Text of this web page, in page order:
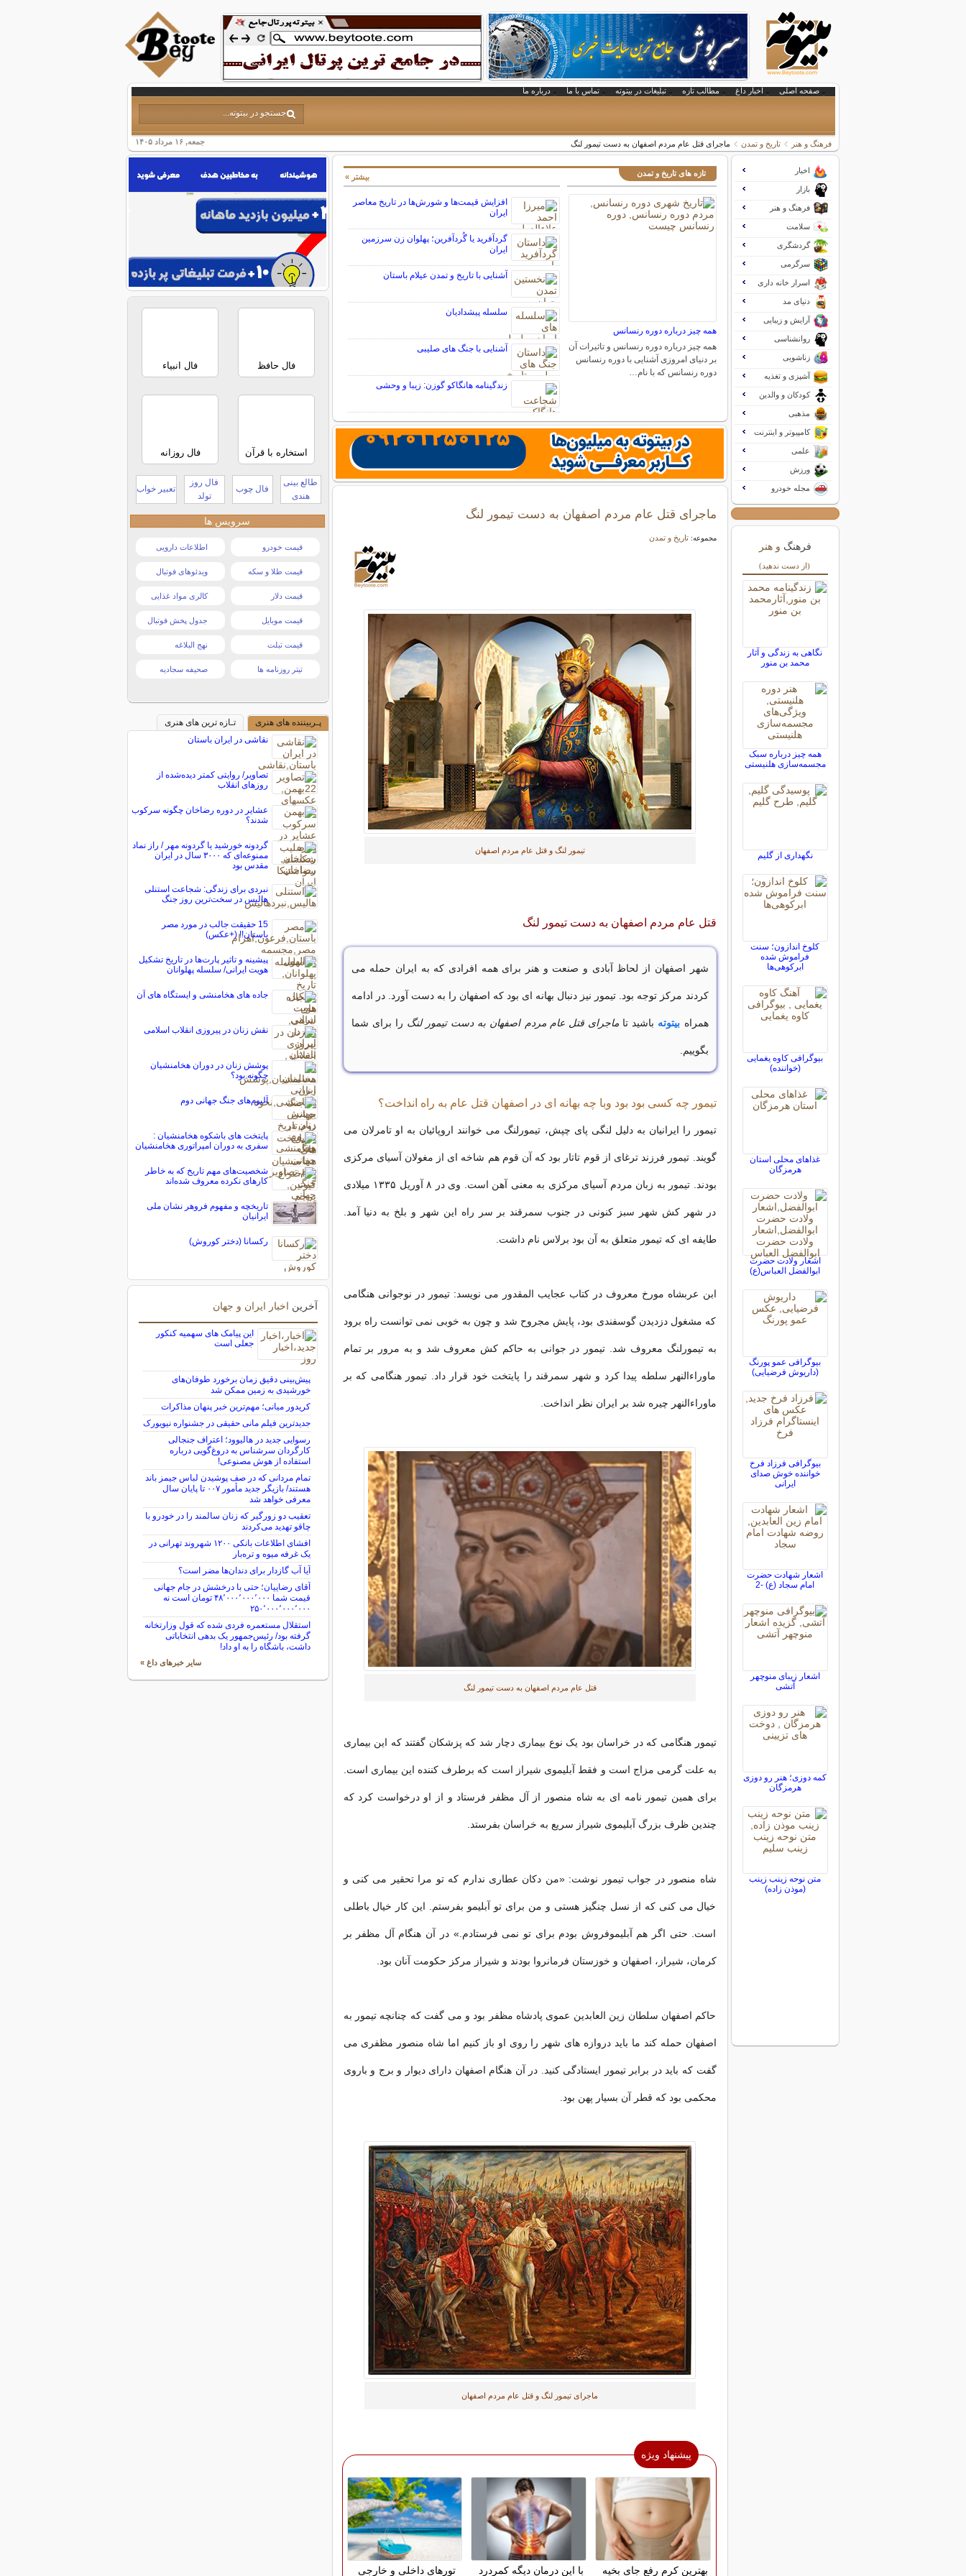
صفحه اصلی اخبار داغ مطالب تازه تبلیغات در بیتوته تماس با ما درباره ما
جمعه, ۱۶ مرداد ۱۴۰۵ فرهنگ و هنر تاریخ و تمدن ماجرای قتل عام مردم اصفهان به دست تیمور لنگ
تازه های تاریخ و تمدن
همه چیز درباره دوره رنسانس
همه چیز درباره دوره رنسانس و تاثیرات آن
بر دنیای امروزی آشنایی با دوره رنسانس
دوره رنسانس که با نام…
افزایش قیمت‌ها و شورش‌ها در تاریخ معاصر
ایران
گردآفرید یا گُردآفرین؛ پهلوان زن سرزمین
ایران
آشنایی با تاریخ و تمدن عیلام باستان
سلسله پیشدادیان
آشنایی با جنگ های صلیبی
زندگینامه هانگاکو گوزن: زیبا و وحشی
بیشتر »
ماجرای قتل عام مردم اصفهان به دست تیمور لنگ
مجموعه:تاریخ و تمدن
تیمور لنگ و قتل عام مردم اصفهان
قتل عام مردم اصفهان به دست تیمور لنگ
شهر اصفهان از لحاظ آبادی و صنعت و هنر برای همه افرادی که به ایران حمله می
کردند مرکز توجه بود. تیمور نیز دنبال بهانه ای بود که اصفهان را به دست آورد. در ادامه
همراه بیتوته باشید تاماجرای قتل عام مردم اصفهان به دست تیمور لنگ را برای شما
بگوییم.
تیمور چه کسی بود بود وبا چه بهانه ای در اصفهان قتل عام به راه انداخت؟
تیمور را ایرانیان به دلیل لنگی پای چپش، تیمورلنگ می خوانند اروپائیان به او تامرلان می
گویند. تیمور فرزند ترغای از قوم تاتار بود که آن قوم هم شاخه ای از مغولان آسیای مرکزی
بودند. تیمور به زبان مردم آسیای مرکزی به معنی آهن است. وی در ۸ آوریل ۱۳۳۵ میلادی
در شهر کش شهر سبز کنونی در جنوب سمرقند بر سر راه این شهر و بلخ به دنیا آمد.
طایفه ای که تیمور متعلق به آن بود برلاس نام داشت.
ابن عربشاه مورخ معروف در کتاب عجایب المقدور می نویسد: تیمور در نوجوانی هنگامی
که مشغول دزدیدن گوسفندی بود، پایش مجروح شد و چون به خوبی نمی توانست راه برود
به تیمورلنگ معروف شد. تیمور در جوانی به حاکم کش معروف شد و به مرور بر تمام
ماوراءالنهر سلطه پیدا کرد و شهر سمرقند را پایتخت خود قرار داد. تیمور هنگامی که بر
ماوراءالنهر چیره شد بر ایران نظر انداخت.
قتل عام مردم اصفهان به دست تیمور لنگ
تیمور هنگامی که در خراسان بود یک نوع بیماری دچار شد که پزشکان گفتند که این بیماری
به علت گرمی مزاج است و فقط آبلیموی شیراز است که برطرف کننده این بیماری است.
برای همین تیمور نامه ای به شاه منصور از آل مظفر فرستاد و از او درخواست کرد که
چندین ظرف بزرگ آبلیموی شیراز سریع به خراسان بفرستد.
شاه منصور در جواب تیمور نوشت: «من دکان عطاری ندارم که تو مرا تحقیر می کنی و
خیال می کنی که از نسل چنگیز هستی و من برای تو آبلیمو بفرستم. این کار خیال باطلی
است. حتی اگر هم آبلیموفروش بودم برای تو نمی فرستادم.» در آن هنگام آل مظفر بر
کرمان، شیراز، اصفهان و خوزستان فرمانروا بودند و شیراز مرکز حکومت آنان بود.
حاکم اصفهان سلطان زین العابدین عموی پادشاه مظفر بود و می گفت که چنانچه تیمور به
اصفهان حمله کند ما باید دروازه های شهر را روی او باز کنیم اما شاه منصور مظفری می
گفت که باید در برابر تیمور ایستادگی کنید. در آن هنگام اصفهان دارای دیوار و برج و باروی
محکمی بود که قطر آن بسیار پهن بود.
ماجرای تیمور لنگ و قتل عام مردم اصفهان
پیشنهاد ویژه
بهترین کرم رفع جای بخیه با این درمان دیگه کمردرد تورهای داخلی و خارجی
اخبار
بازار
فرهنگ و هنر
سلامت
گردشگری
سرگرمی
اسرار خانه داری
دنیای مد
آرایش و زیبایی
روانشناسی
زناشویی
آشپزی و تغذیه
کودکان و والدین
مذهبی
کامپیوتر و اینترنت
علمی
ورزش
مجله خودرو
فرهنگ و هنر
(از دست ندهید)
نگاهی به زندگی و آثار
محمد بن منور
همه چیز درباره سبک
مجسمه‌سازی هلنیستی
نگهدارى از گليم
کلوخ اندازون؛ سنت
فراموش شده
ابرکوهی‌ها
بیوگرافی کاوه یغمایی
(خواننده)
غذاهای محلی استان
هرمزگان
اشعار ولادت حضرت
ابوالفضل العباس(ع)
بیوگرافی عمو پورنگ
(داریوش فرضیایی)
بیوگرافی فرزاد فرخ
خواننده خوش صدای
ایرانی
اشعار شهادت حضرت
امام سجاد (ع) -2
اشعار زیبای منوچهر
آتشی
کمه دوزی؛ هنر رو دوزی
هرمزگان
متن نوحه زینب زینب
(موذن زاده)
فال حافظ فال انبیاء
استخاره با قرآن فال روزانه
طالع بینی
هندی
فال چوب
فال روز
تولد
تعبیر خواب
سرویس ها
قیمت خودرو اطلاعات دارویی
قیمت طلا و سکه ویدئوهای فوتبال
قیمت دلار کالری مواد غذایی
قیمت موبایل جدول پخش فوتبال
قیمت تبلت نهج البلاغه
تیتر روزنامه ها صحیفه سجادیه
پـربیننده های هنری
تـازه ترین های هنری
نقاشی در ایران باستان
تصاویر/ روایتی کمتر دیده‌شده از
روزهای انقلاب
عشایر در دوره رضاخان چگونه سرکوب
شدند؟
گردونه خورشید یا گردونه مهر / راز نماد
ممنوعه‌ای که ۳۰۰۰ سال در ایران
مقدس بود
نبردی برای زندگی: شجاعت استنلی
هالیس در سخت‌ترین روز جنگ
15 حقیقت جالب در مورد مصر
باستان!! (+عکس)
پیشینه و تاثیر پارت‌ها در تاریخ تشکیل
هویت ایرانی/ سلسله پهلوانان
جاده های هخامنشی و ایستگاه های آن
نقش زنان در پیروزی انقلاب اسلامی
پوشش زنان در دوران هخامنشیان
چگونه بود؟
آلبوم‌های جنگ جهانی دوم
پایتخت های باشکوه هخامنشیان :
سفری به دوران امپراتوری هخامنشیان
شخصیت‌های مهم تاریخ که به خاطر
کارهای نکرده معروف شده‌اند
تاریخچه و مفهوم فروهر نشان ملی
ایرانیان
رکسانا (دختر کوروش)
آخرین اخبار ایران و جهان
این پیامک های سهمیه کنکور
جعلی است
پیش‌بینی دقیق زمان برخورد طوفان‌های
خورشیدی به زمین ممکن شد
کریدور میانی؛ مهم‌ترین خبر پنهان مذاکرات
جدیدترین فیلم مانی حقیقی در جشنواره نیویورک
رسوایی جدید در هالیوود؛ اعتراف جنجالی
کارگردان سرشناس به دروغ‌گویی درباره
استفاده از هوش مصنوعی!
تمام مردانی که در صف پوشیدن لباس جیمز باند
هستند/ بازیگر جدید مأمور ۰۰۷ تا پایان سال
معرفی خواهد شد
تعقیب دو زورگیر که زنان سالمند را در خودرو با
چاقو تهدید می‌کردند
افشای اطلاعات بانکی ۱۲۰۰ شهروند تهرانی در
یک غرفه میوه و تره‌بار
آیا آب گازدار برای دندان‌ها مضر است؟
آقای رضاییان؛ حتی با درخشش در جام جهانی
قیمت شما ۴۸٬۰۰۰٬۰۰۰٬۰۰۰ تومان است نه
۲۵۰٬۰۰۰٬۰۰۰٬۰۰۰
استقلال مستعمره فردی شده که قول وزارتخانه
گرفته بود/ رئیس‌جمهور یک بدهی انتخاباتی
داشت، باشگاه را به او داد!
سایر خبرهای داغ »